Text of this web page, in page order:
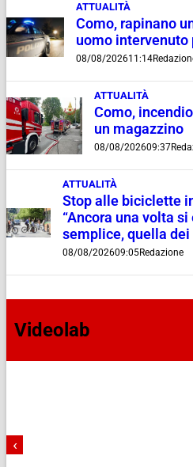
ATTUALITÀ
Como, rapinano
uomo intervenuto
08/08/202611:14
ATTUALITÀ
Como,
un magazzino
08/08/202609:37
ATTUALITÀ
Stop alle biciclette
“Ancora una volta
semplice, quella dei
08/08/202609:05Redazione
Videolab
‹